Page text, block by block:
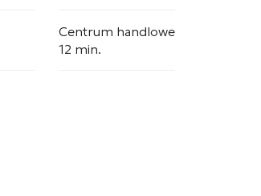
Centrum handlowe
12 min.